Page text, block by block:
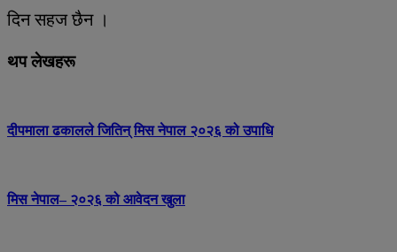
दिन सहज छैन ।
थप लेखहरू
दीपमाला ढकालले जितिन् मिस नेपाल २०२६ को उपाधि
मिस नेपाल– २०२६ को आवेदन खुला